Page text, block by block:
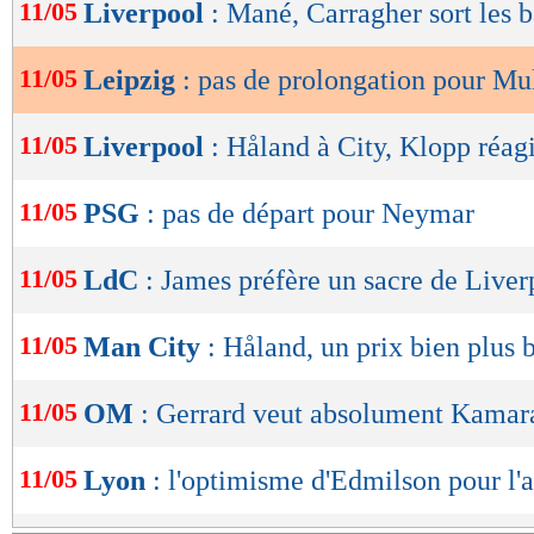
de
OK
11/05 Liverpool : Mané, Carragher sort les
11/05 Leipzig : pas de prolongation pour
11/05 Liverpool : Håland à City, Klopp
11/05 PSG : pas de départ pour Neymar
11/05 LdC : James préfère un sacre de
11/05 Man City : Håland, un prix bien plus
11/05 OM : Gerrard veut absolument
11/05 Lyon : l'optimisme d'Edmilson pour